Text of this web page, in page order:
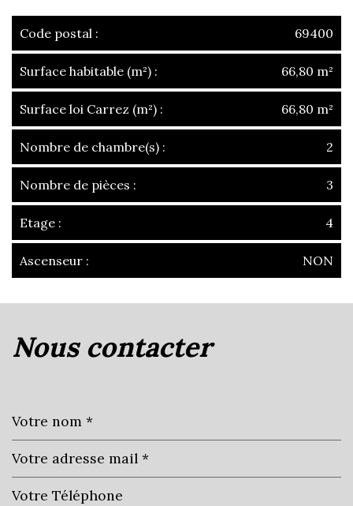
Code postal : 69400
Surface habitable (m²) : 66,80 m²
Surface loi Carrez (m²) : 66,80 m²
Nombre de chambre(s) : 2
Nombre de pièces : 3
Etage : 4
Ascenseur : NON
nous contacter